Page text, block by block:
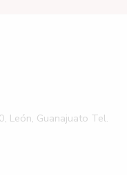
León, Guanajuato Tel.